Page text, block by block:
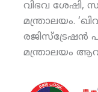
വിഭവ ശേഷി,
മന്ത്രാലയം.
രജിസ്‌ട്രേഷന്‍
മന്ത്രാലയം